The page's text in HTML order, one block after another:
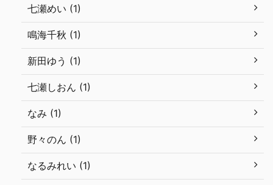
七瀬めい (1)
鳴海千秋 (1)
新田ゆう (1)
七瀬しおん (1)
なみ (1)
野々のん (1)
なるみれい (1)